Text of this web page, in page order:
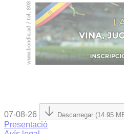
07-08-26 Descarregar (14.95
Presentació